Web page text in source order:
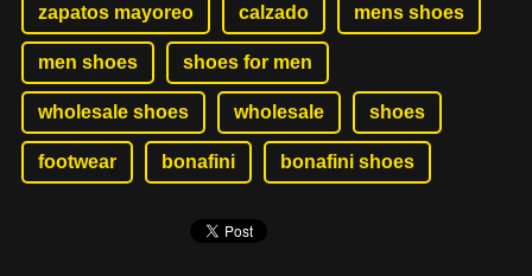
zapatos mayoreo calzado mens shoes
men shoes shoes for men
wholesale shoes wholesale shoes
footwear bonafini bonafini shoes